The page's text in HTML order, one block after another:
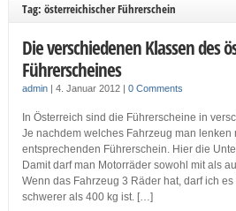
Tag: österreichischer Führerschein
Die verschiedenen Klassen des
Führerscheines
admin| 4. Januar 2012 | 0 Comments
In Österreich sind die Führerscheine in
Je nachdem welches Fahrzeug man lenken
entsprechenden Führerschein. Hier die
Damit darf man Motorräder sowohl mit als
Wenn das Fahrzeug 3 Räder hat, darf ich
schwerer als 400 kg ist. […]